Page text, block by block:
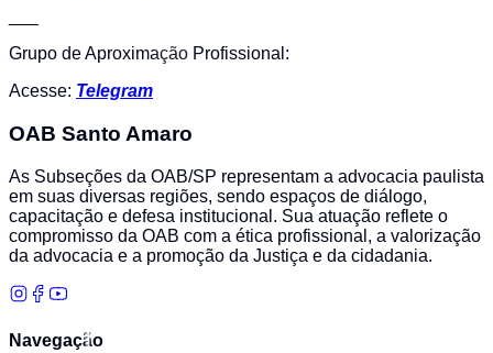
Grupo de Aproximação Profissional:
Acesse: Telegram
OAB Santo Amaro
As Subseções da OAB/SP representam a advocacia paulista
em suas diversas regiões, sendo espaços de diálogo,
capacitação e defesa institucional. Sua atuação reflete o
compromisso da OAB com a ética profissional, a valorização
da advocacia e a promoção da Justiça e da cidadania.
Navegação